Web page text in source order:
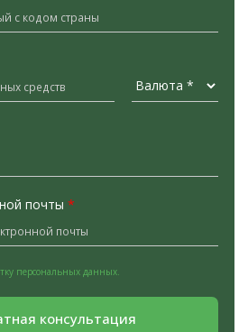
почты *
персональных данных.
консультация